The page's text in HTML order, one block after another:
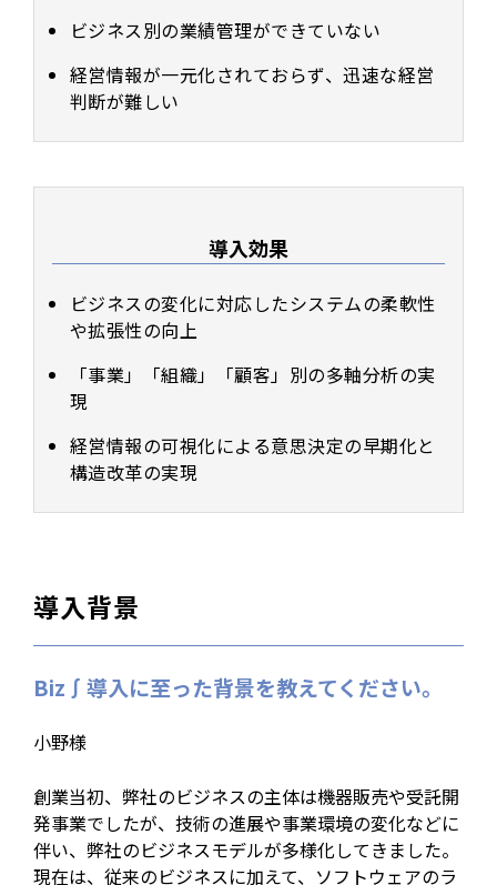
ビジネス別の業績管理ができていない
経営情報が一元化されておらず、迅速な経営
判断が難しい
導入効果
ビジネスの変化に対応したシステムの柔軟性
や拡張性の向上
「事業」「組織」「顧客」別の多軸分析の実
現
経営情報の可視化による意思決定の早期化と
構造改革の実現
導入背景
Biz∫導入に至った背景を教えてください。
小野様
創業当初、弊社のビジネスの主体は機器販売や受託開
発事業でしたが、技術の進展や事業環境の変化などに
伴い、弊社のビジネスモデルが多様化してきました。
現在は、従来のビジネスに加えて、ソフトウェアのラ